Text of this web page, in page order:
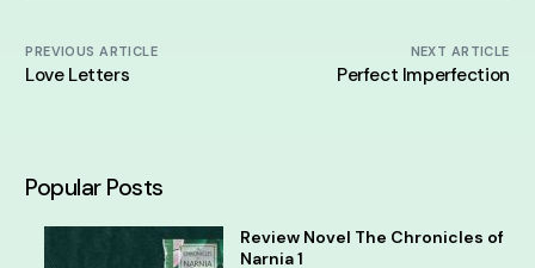
PREVIOUS ARTICLE
Love Letters
NEXT ARTICLE
Perfect Imperfection
Popular Posts
Review Novel The Chronicles of
Narnia 1